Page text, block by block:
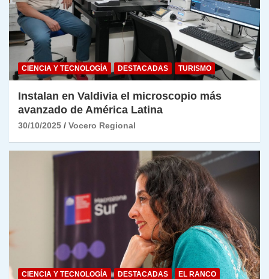
CIENCIA Y TECNOLOGÍA DESTACADAS TURISMO
Instalan en Valdivia el microscopio más
avanzado de América Latina
30/10/2025 Vocero Regional
CIENCIA Y TECNOLOGÍA DESTACADAS
EL RANCO